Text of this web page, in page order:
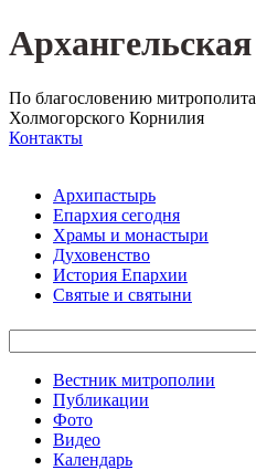
По благословению
Холмогорского Корнилия
Контакты
Архипастырь
Епархия сегодня
Храмы и монастыри
Духовенство
История Епархии
Святые и святыни
Вестник митрополии
Публикации
Фото
Видео
Календарь